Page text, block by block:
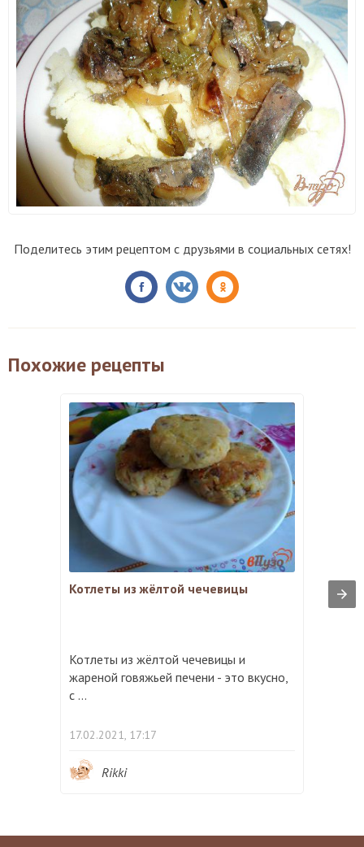
Поделитесь этим рецептом с друзьями в социальных сетях!
Похожие рецепты
Котлеты из жёлтой чечевицы
Котлеты из жёлтой чечевицы и
жареной говяжьей печени - это вкусно,
с ...
17.02.2021, 17:17
Rikki